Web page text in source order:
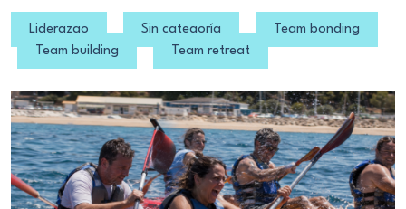
Liderazgo Sin categoría
Team bonding
Team building
Team retreat